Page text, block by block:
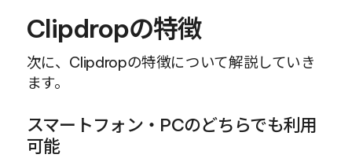
Clipdropの特徴
次に、Clipdropの特徴について解説していき
ます。
スマートフォン・PCのどちらでも利用
可能